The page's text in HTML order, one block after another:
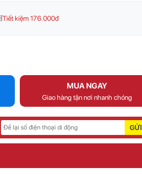
Tiết kiệm 176.000đ
MUA NGAY
Giao hàng tận nơi nhanh chóng
GỬI